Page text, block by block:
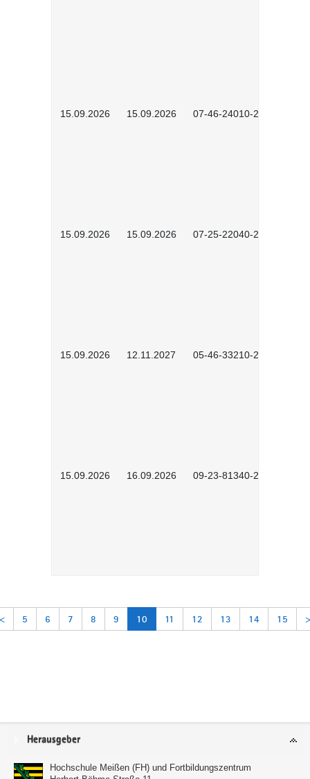
15.09.2026 15.09.2026 07-46-24010-2602
15.09.2026 15.09.2026 07-25-22040-2602
15.09.2026 12.11.2027 05-46-33210-2601
15.09.2026 16.09.2026 09-23-81340-2604
< 5 6 7 8 9 10 11 12 13 14 15 >
Service
Herausgeber
Hochschule Meißen (FH) und Fortbildungszentrum